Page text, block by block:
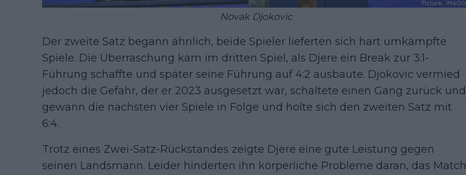
Novak Djokovic
Der zweite Satz begann ähnlich, beide Spieler lieferten sich hart umkämpfte
Spiele. Die Überraschung kam im dritten Spiel, als Djere ein Break zur 3:1-
Führung schaffte und später seine Führung auf 4:2 ausbaute. Djokovic vermied
jedoch die Gefahr, der er 2023 ausgesetzt war, schaltete einen Gang zurück und
gewann die nächsten vier Spiele in Folge und holte sich den zweiten Satz mit
6:4.
Trotz eines Zwei-Satz-Rückstandes zeigte Djere eine gute Leistung gegen
seinen Landsmann. Leider hinderten ihn körperliche Probleme daran, das Match